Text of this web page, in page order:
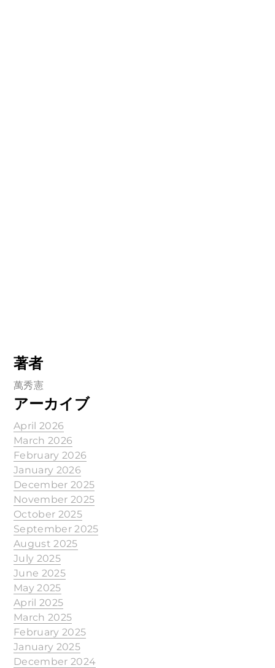
著者
萬秀憲
アーカイブ
April 2026
March 2026
February 2026
January 2026
December 2025
November 2025
October 2025
September 2025
August 2025
July 2025
June 2025
May 2025
April 2025
March 2025
February 2025
January 2025
December 2024